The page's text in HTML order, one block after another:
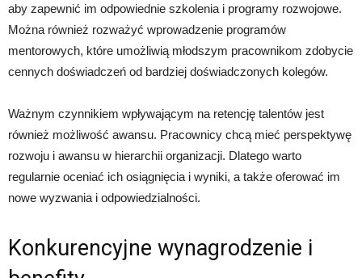
aby zapewnić im odpowiednie szkolenia i programy rozwojowe.
Można również rozważyć wprowadzenie programów
mentorowych, które umożliwią młodszym pracownikom zdobycie
cennych doświadczeń od bardziej doświadczonych kolegów.
Ważnym czynnikiem wpływającym na retencję talentów jest
również możliwość awansu. Pracownicy chcą mieć perspektywę
rozwoju i awansu w hierarchii organizacji. Dlatego warto
regularnie oceniać ich osiągnięcia i wyniki, a także oferować im
nowe wyzwania i odpowiedzialności.
Konkurencyjne wynagrodzenie i